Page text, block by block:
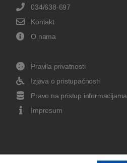
034/638-697
Kontakt
O nama
Pravila privatnosti
Izjava o pristupačnosti
Pravo na pristup informacijama
Impresum